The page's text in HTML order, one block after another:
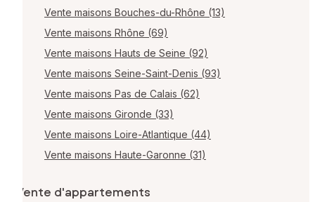
Vente maisons Bouches-du-Rhône (13)
Vente maisons Rhône (69)
Vente maisons Hauts de Seine (92)
Vente maisons Seine-Saint-Denis (93)
Vente maisons Pas de Calais (62)
Vente maisons Gironde (33)
Vente maisons Loire-Atlantique (44)
Vente maisons Haute-Garonne (31)
Vente d'appartements